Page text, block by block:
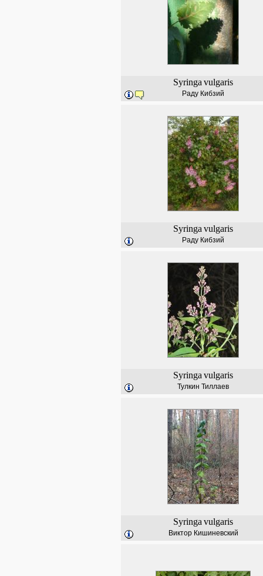
Syringa vulgaris
Раду Кибзий
Syringa vulgaris
Раду Кибзий
Syringa vulgaris
Тулкин Тиллаев
Syringa vulgaris
Виктор Кишиневский